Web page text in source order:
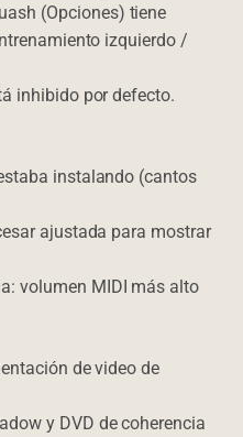
(Opciones) tiene
izquierdo /
inhibido por defecto.
instalando (cantos
ajustada para mostrar
volumen MIDI más alto
de video de
y DVD de coherencia